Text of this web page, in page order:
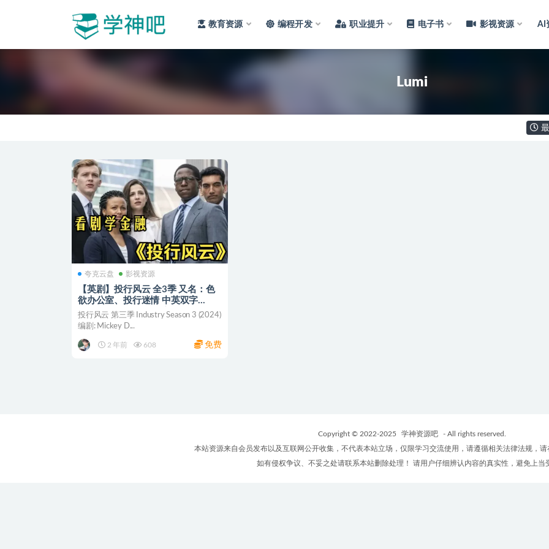
教育资源 编程开发 职业提升 电子书 影视资源 AI
Lumi
夸克云盘 影视资源
【英剧】投行风云 全3季 又名：色
欲办公室、投行迷情 中英双字
1080P 阿里/夸克/百度云盘
投行风云 第三季 Industry Season 3 (2024)
编剧: Mickey D...
2 年前 608 免费
Copyright © 2022-2025 学神资源吧
- All rights reserved.
本站资源来自会员发布以及互联网公开收集，不代表本站立场，仅限学习交流使用，请遵循相关法律法规，请
如有侵权争议、不妥之处请联系本站删除处理！ 请用户仔细辨认内容的真实性，避免上当